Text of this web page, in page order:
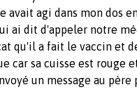
agi dans mon dos
ai dit d'appeler notre
qu'il a fait le vaccin et
car sa cuisse est rouge
un message au